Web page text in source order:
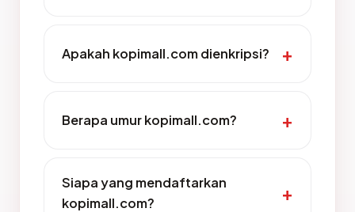
Apakah kopimall.com dienkripsi?
Berapa umur kopimall.com?
Siapa yang mendaftarkan
kopimall.com?